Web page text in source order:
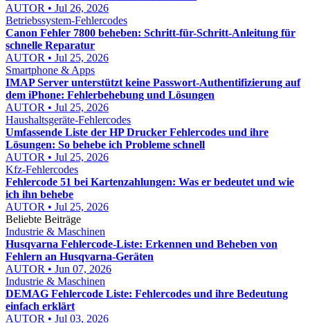
AUTOR • Jul 26, 2026
Betriebssystem-Fehlercodes
Canon Fehler 7800 beheben: Schritt-für-Schritt-Anleitung für
schnelle Reparatur
AUTOR • Jul 25, 2026
Smartphone & Apps
IMAP Server unterstützt keine Passwort-Authentifizierung auf
dem iPhone: Fehlerbehebung und Lösungen
AUTOR • Jul 25, 2026
Haushaltsgeräte-Fehlercodes
Umfassende Liste der HP Drucker Fehlercodes und ihre
Lösungen: So behebe ich Probleme schnell
AUTOR • Jul 25, 2026
Kfz-Fehlercodes
Fehlercode 51 bei Kartenzahlungen: Was er bedeutet und wie
ich ihn behebe
AUTOR • Jul 25, 2026
Beliebte Beiträge
Industrie & Maschinen
Husqvarna Fehlercode-Liste: Erkennen und Beheben von
Fehlern an Husqvarna-Geräten
AUTOR • Jun 07, 2026
Industrie & Maschinen
DEMAG Fehlercode Liste: Fehlercodes und ihre Bedeutung
einfach erklärt
AUTOR • Jul 03, 2026